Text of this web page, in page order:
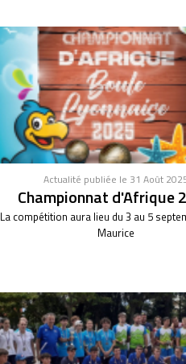
Actualité publiée le 31 Août
Championnat d'Afrique
La compétition aura lieu du 3 au 5
Maurice